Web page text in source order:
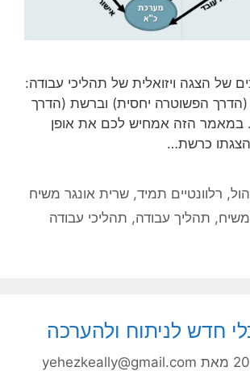
של הצגה ויזואלית של תהליכי עבודה:
הפשוטרה יחסית) וברשת (הדרך
במאמר הזה אמחיש לכם את אופן
כרשת…
, רלוונטיים תמיד,שרית אונגר משיח
, תהליך עבודה, תהליכי עבודה
חדש לניתוח ולהערכה
מאת yehezkeally@gmail.com